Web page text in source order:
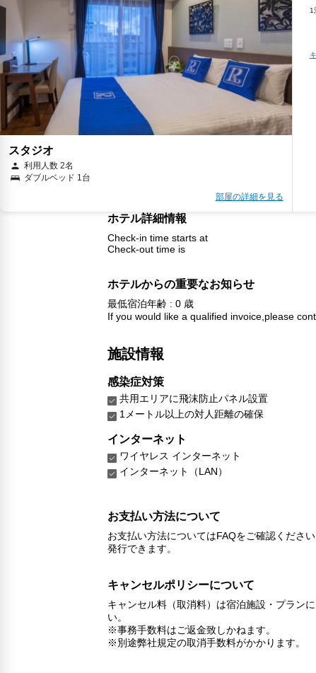
スタジオ
利用人数 2名
ダブルベッド 1台
部屋の詳細を見る
ホテル詳細情報
Check-in time starts at
Check-out time is
ホテルからの重要なお知らせ
最低宿泊年齢 : 0 歳
If you would like a qualified invoice,please
施設情報
感染症対策
共用エリアに飛沫防止パネル設置
1メートル以上の対人距離の確保
インターネット
ワイヤレス インターネット
インターネット（LAN）
お支払い方法について
お支払い方法についてはFAQをご確認くださ
発行できます。
キャンセルポリシーについて
キャンセル料（取消料）は宿泊施設・プラン
い。
※事務手数料はご返金致しかねます。
※別途弊社規定の取消手数料がかかります。